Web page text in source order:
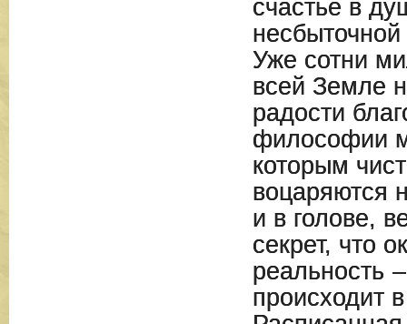
счастье в
Уже сотни
всей Земле
радости
философии
которым
воцаряются
и в голове,
секрет, что
реальность
происходит